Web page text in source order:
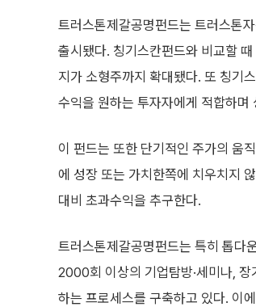
트러스톤제갈공명펀드는 트러스톤
출시됐다. 칭기스칸펀드와 비교할
지가 소형주까지 확대됐다. 또 칭기
수익을 원하는 투자자에게 적합하
이 펀드는 또한 단기적인 주가의 움
에 성장 또는 가치한쪽에 치우치지
대비 초과수익을 추구한다.
트러스톤제갈공명펀드는 특히 톱
2000회 이상의 기업탐방·세미나,
하는 프로세스를 구축하고 있다. 이